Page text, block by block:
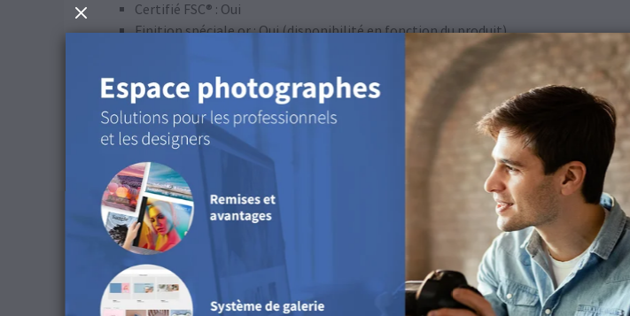
Certifié FSC® : Oui
Finition spéciale or : Oui (disponibilité en fonction du produit)
Profil ICC
Espace couleur : CMYK
Conserver les numéros CMYK : Désactiver
Intention de rendu : Perception
Compensation du point noir : Activer
Simuler la couleur du papier : Désactiver
Téléchargez le profil ICC
Conseils de nettoyage
Il est déconseillé d’utiliser de l’eau pour nettoyer cette surface. Si nécessaire, utilisez